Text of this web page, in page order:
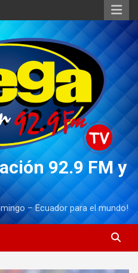
92.9 FM y
– Ecuador para el mundo!